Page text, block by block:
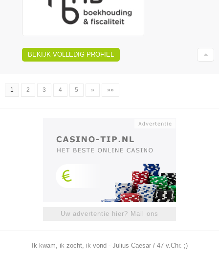
BEKIJK VOLLEDIG PROFIEL
1 2 3 4 5 » »»
Uw advertentie hier? Mail ons
Ik kwam, ik zocht, ik vond - Julius Caesar / 47 v.Chr. ;)